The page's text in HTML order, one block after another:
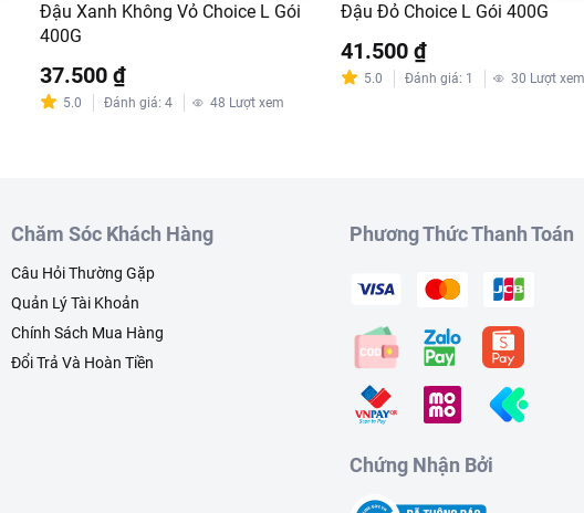
Đậu Xanh Không Vỏ Choice L Gói
400G
37.500 ₫
5.0 Đánh giá: 4 48 Lượt xem
Đậu Đỏ Choice L Gói 400G
41.500 ₫
5.0 Đánh giá: 1 30 Lượt xem
Chăm Sóc Khách Hàng
Câu Hỏi Thường Gặp
Quản Lý Tài Khoản
Chính Sách Mua Hàng
Đổi Trả Và Hoàn Tiền
Phương Thức Thanh Toán
Chứng Nhận Bởi